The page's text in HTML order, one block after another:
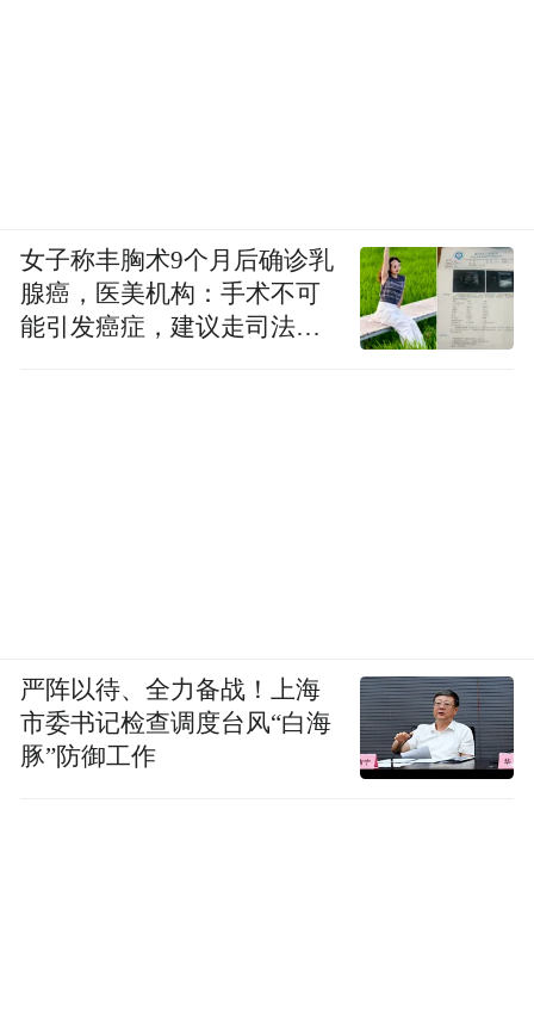
女子称丰胸术9个月后确诊乳
腺癌，医美机构：手术不可
能引发癌症，建议走司法途
严阵以待、全力备战！上海
市委书记检查调度台风“白海
豚”防御工作